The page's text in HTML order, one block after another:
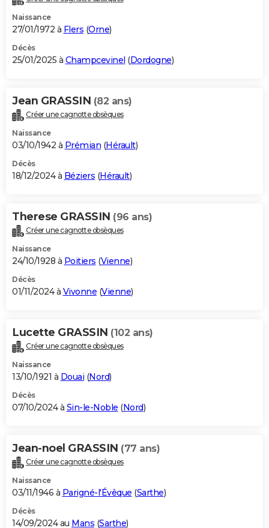
Naissance
27/01/1972 à Flers (Orne)
Décès
25/01/2025 à Champcevinel (Dordogne)
Jean GRASSIN (82 ans)
Créer une cagnotte obsèques
Naissance
03/10/1942 à Prémian (Hérault)
Décès
18/12/2024 à Béziers (Hérault)
Therese GRASSIN (96 ans)
Créer une cagnotte obsèques
Naissance
24/10/1928 à Poitiers (Vienne)
Décès
01/11/2024 à Vivonne (Vienne)
Lucette GRASSIN (102 ans)
Créer une cagnotte obsèques
Naissance
13/10/1921 à Douai (Nord)
Décès
07/10/2024 à Sin-le-Noble (Nord)
Jean-noel GRASSIN (77 ans)
Créer une cagnotte obsèques
Naissance
03/11/1946 à Parigné-l'Évêque (Sarthe)
Décès
14/09/2024 au Mans (Sarthe)